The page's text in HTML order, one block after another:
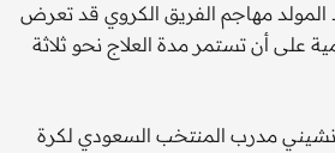
المولد مهاجم الفريق الكروي قد تعرض
على أن تستمر مدة العلاج نحو ثلاثة
مدرب المنتخب السعودي لكرة